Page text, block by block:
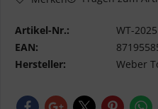
Artikel-Nr.:
WT-2025
EAN:
Hersteller:
Weber